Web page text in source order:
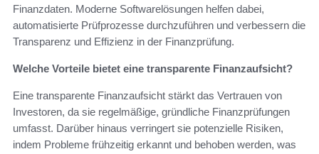
Finanzdaten. Moderne Softwarelösungen helfen dabei,
automatisierte Prüfprozesse durchzuführen und verbessern die
Transparenz und Effizienz in der Finanzprüfung.
Welche Vorteile bietet eine transparente Finanzaufsicht?
Eine transparente Finanzaufsicht stärkt das Vertrauen von
Investoren, da sie regelmäßige, gründliche Finanzprüfungen
umfasst. Darüber hinaus verringert sie potenzielle Risiken,
indem Probleme frühzeitig erkannt und behoben werden, was